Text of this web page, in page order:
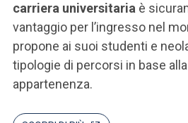
carriera universitaria è
vantaggio per l’ingresso nel
propone ai suoi studenti e
tipologie di percorsi in base
appartenenza.